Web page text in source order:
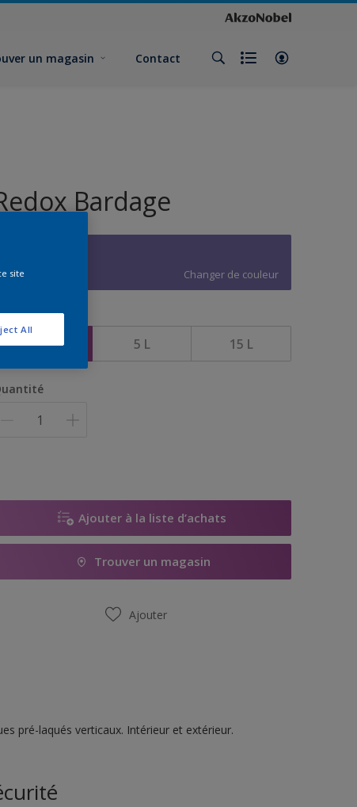
un magasin Contact
Bardage
Changer de couleur
1 L 5 L 15 L
Ajouter à la liste d’achats
Trouver un magasin
Ajouter
pré-laqués verticaux. Intérieur et extérieur.
site
All